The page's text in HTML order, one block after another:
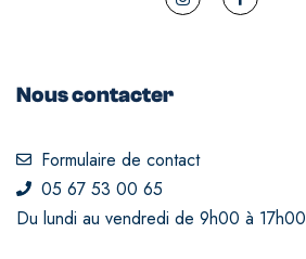
Nous contacter
Formulaire de contact
05 67 53 00 65
Du lundi au vendredi de 9h00 à 17h00